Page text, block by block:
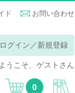
ド お問い合わせ
ログイン／新規登録
うこそ、ゲストさん
0